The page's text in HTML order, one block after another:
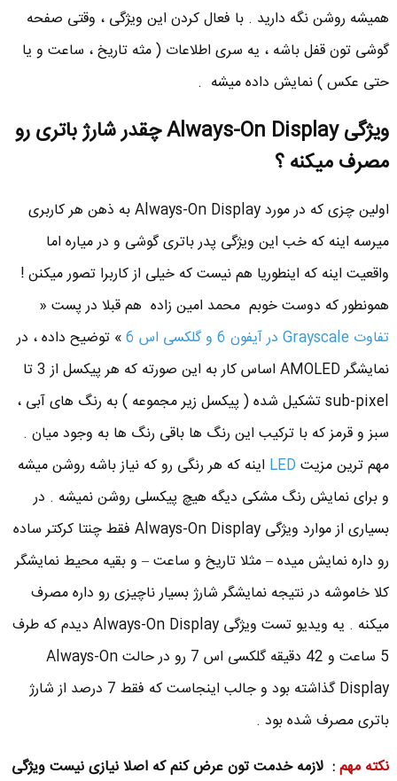
همیشه روشن نگه دارید . با فعال کردن این ویژگی ، وقتی صفحه
گوشی تون قفل باشه ، یه سری اطلاعات ( مثه تاریخ ، ساعت و یا
حتی عکس ) نمایش داده میشه .
ویژگی Always-On Display چقدر شارژ باتری رو
مصرف میکنه ؟
اولین چزی که در مورد Always-On Display به ذهن هر کاربری
میرسه اینه که خب این ویژگی پدر باتری گوشی و در میاره اما
واقعیت اینه که اینطوریا هم نیست که خیلی از کاربرا تصور میکنن !
همونطور که دوست خوبم محمد امین زاده هم قبلا در پست «
تفاوت Grayscale در آیفون 6 و گلکسی اس 6
» توضیح داده ، در
نمایشگر AMOLED اساس کار به این صورته که هر پیکسل از 3 تا
sub-pixel تشکیل شده ( پیکسل زیر مجموعه ) به رنگ های آبی ،
سبز و قرمز که با ترکیب این رنگ ها باقی رنگ ها به وجود میان .
مهم ترین مزیتLED اینه که هر رنگی رو که نیاز باشه روشن میشه
و برای نمایش رنگ مشکی دیگه هیچ پیکسلی روشن نمیشه . در
بسیاری از موارد ویژگی Always-On Display فقط چنتا کرکتر ساده
رو داره نمایش میده – مثلا تاریخ و ساعت – و بقیه محیط نمایشگر
کلا خاموشه در نتیجه نمایشگر شارژ بسیار ناچیزی رو داره مصرف
میکنه . یه ویدیو تست ویژگی Always-On Display دیدم که طرف
5 ساعت و 42 دقیقه گلکسی اس 7 رو در حالت Always-On
Display گذاشته بود و جالب اینجاست که فقط 7 درصد از شارژ
باتری مصرف شده بود .
نکته مهم: لازمه خدمت تون عرض کنم که اصلا نیازی نیست ویژگی